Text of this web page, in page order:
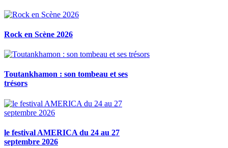
Rock en Scène 2026
Toutankhamon : son tombeau et ses
trésors
le festival AMERICA du 24 au 27
septembre 2026